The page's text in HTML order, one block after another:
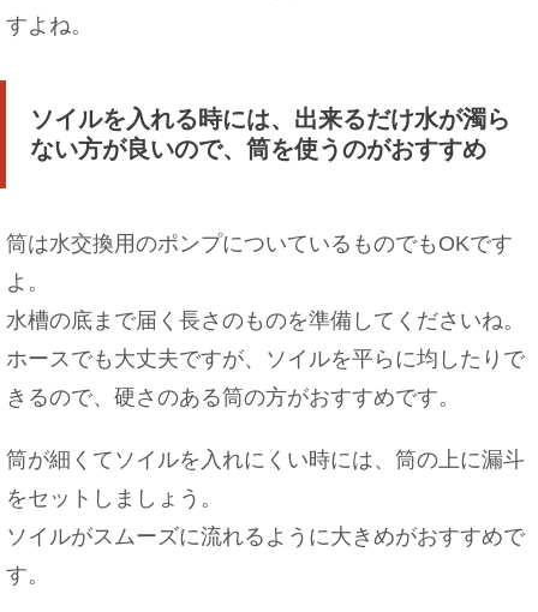
すよね。
ソイルを入れる時には、出来るだけ水が濁ら
ない方が良いので、筒を使うのがおすすめ
筒は水交換用のポンプについているものでもOKです
よ。
水槽の底まで届く長さのものを準備してくださいね。
ホースでも大丈夫ですが、ソイルを平らに均したりで
きるので、硬さのある筒の方がおすすめです。
筒が細くてソイルを入れにくい時には、筒の上に漏斗
をセットしましょう。
ソイルがスムーズに流れるように大きめがおすすめで
す。